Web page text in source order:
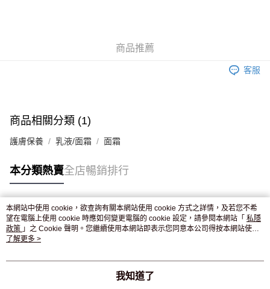
付款後門市自取，訂單確認後2-4個工作天到店，7天內取。逾期後
商品推薦
客服
商品相關分類 (1)
護膚保養 乳液/面霜 面霜
本分類熱賣全店暢銷排行
熱門標籤
熱銷排行
本網站中使用 cookie，欲查詢有關本網站使用 cookie 方式之詳情，及若您不希
望在電腦上使用 cookie 時應如何變更電腦的 cookie 設定，請參閱本網站「 私隱
政策 」之 Cookie 聲明。您繼續使用本網站即表示您同意本公司得按本網站使用
條款之 Cookie 聲明使用 cookie。
了解更多 >
我知道了